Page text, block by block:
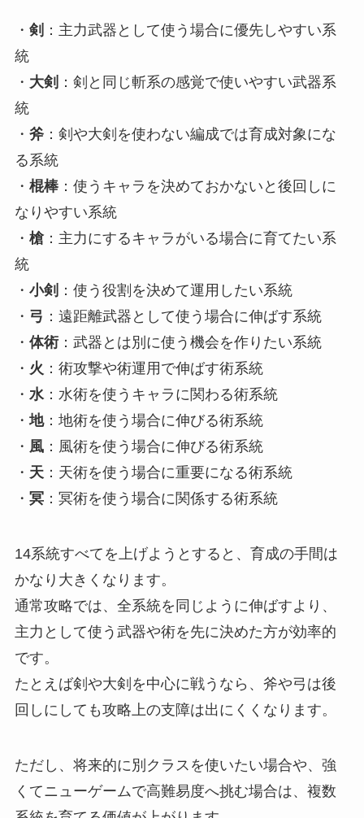
・ 剣 ：主力武器として使う場合に優先しやすい系
統
・ 大剣 ：剣と同じ斬系の感覚で使いやすい武器系
統
・ 斧：剣や大剣を使わない編成では育成対象にな
る系統
・ 棍棒：使うキャラを決めておかないと後回しに
なりやすい系統
・ 槍：主力にするキャラがいる場合に育てたい系
統
・ 小剣 ：使う役割を決めて運用したい系統
・ 弓 ：遠距離武器として使う場合に伸ばす系統
・ 体術：武器とは別に使う機会を作りたい系統
・ 火 ：術攻撃や術運用で伸ばす術系統
・ 水：水術を使うキャラに関わる術系統
・地：地術を使う場合に伸びる術系統
・ 風：風術を使う場合に伸びる術系統
・ 天：天術を使う場合に重要になる術系統
・ 冥：冥術を使う場合に関係する術系統
14系統すべてを上げようとすると、育成の手間は
かなり大きくなります。
通常攻略では、全系統を同じように伸ばすより、
主力として使う武器や術を先に決めた方が効率的
です。
たとえば剣や大剣を中心に戦うなら、斧や弓は後
回しにしても攻略上の支障は出にくくなります。
ただし、将来的に別クラスを使いたい場合や、強
くてニューゲームで高難易度へ挑む場合は、複数